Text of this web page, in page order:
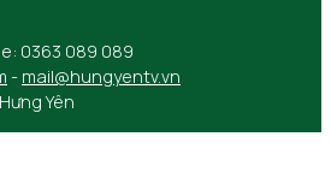
0363 089 089
- mail@hungyentv.vn
Yên